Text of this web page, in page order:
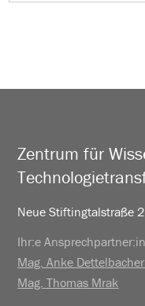
Zentrum für
Neue Stiftingtalstraße
Ihr:e
Mag. Anke
Mag. Thomas Mrak